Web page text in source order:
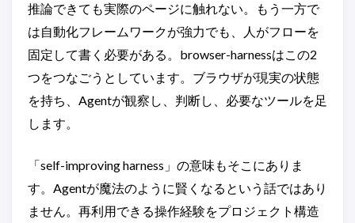
推論できても実際のページに触れない。もう一方で
は自動化フレームワークが強力でも、人がフローを
固定して書く必要がある。browser-harnessはこの2
つをつなごうとしています。ブラウザが現実の状態
を持ち、Agentが観察し、判断し、必要なツールを足
します。
「self-improving harness」の意味もそこにありま
す。Agentが魔法のように賢くなるという話ではあり
ません。再利用できる操作経験をプロジェクト構造